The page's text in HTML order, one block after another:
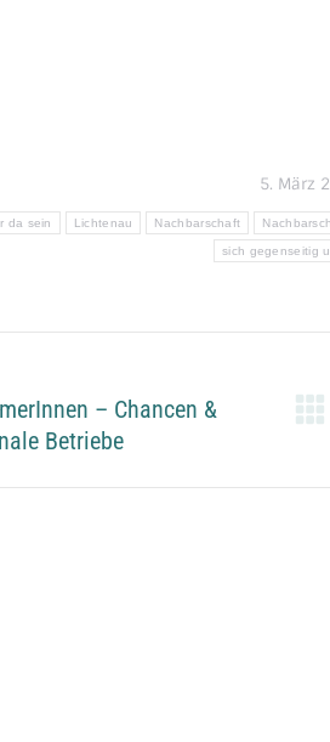
5. März
da sein Lichtenau Nachbarschaft
sich gegenseitig
– Chancen &
Betriebe